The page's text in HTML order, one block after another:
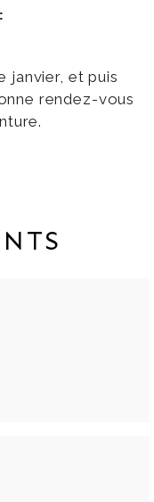
janvier, et puis
rendez-vous